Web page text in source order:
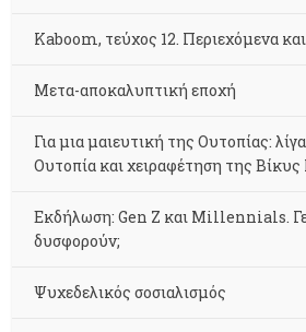
Kaboom, τεύχος 12. Περιεχόμενα
Μετα-αποκαλυπτική εποχή
Για μια μαιευτική της Ουτοπίας:
Ουτοπία και χειραφέτηση της
Εκδήλωση: Gen Z και Millennials.
δυσφορούν;
Ψυχεδελικός σοσιαλισμός